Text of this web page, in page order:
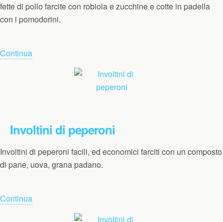
fette di pollo farcite con robiola e zucchine e cotte in padella
con i pomodorini.
Continua
Involtini di peperoni
Involtini di peperoni facili, ed economici farciti con un composto
di pane, uova, grana padano.
Continua